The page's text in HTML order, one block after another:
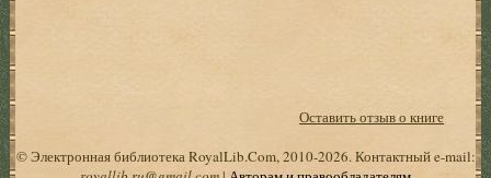
Оставить отзыв о книге
© Электронная библиотека RoyalLib.Com, 2010-2026. Контактный e-mail: